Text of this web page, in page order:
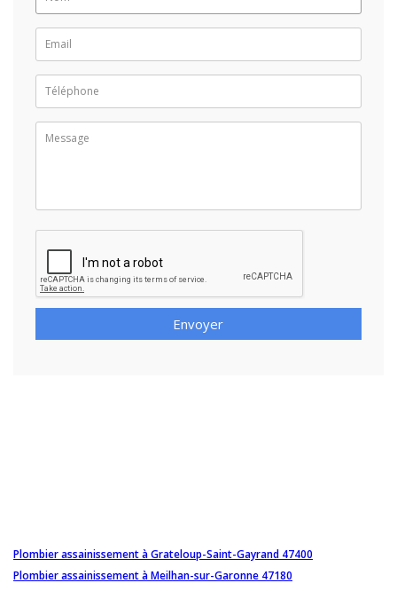
Envoyer
Plombier assainissement à Grateloup-Saint-Gayrand 47400
Plombier assainissement à Meilhan-sur-Garonne 47180